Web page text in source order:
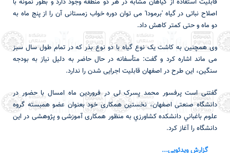
قابلیت استفاده از گیاهان مشابه در هر دو منطقه وجود دارد و بطور نمونه با
اصلاح نباتی در گیاه 'برمودا' می توان دوره خواب زمستانی آن را از پنج ماه به
دو ماه و حتی کمتر کاهش داد.
وی همچنین به کاشت یک نوع گیاه با دو نوع بذر که در تمام طول سال سبز
می ماند اشاره کرد و گفت: متأسفانه در حال حاضر به دلیل نیاز به بودجه
سنگین، این طرح در اصفهان قابلیت اجرایی شدن را ندارد.
گفتنی است پرفسور محمد پسرک لی در فروردین ماه امسال با حضور در
دانشگاه صنعتی اصفهان، نخستین همکاری خود بعنوان عضو همبسته گروه
علوم باغباني دانشكده كشاورزي به منظور همکاری آموزشی و پژوهشی در این
دانشگاه را آغاز کرد.
گزارش ویدئویی...